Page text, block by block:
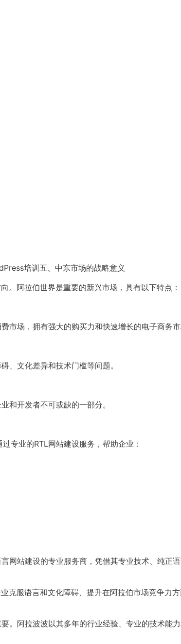
培训五、中东市场的战略意义
。阿拉伯世界是重要的新兴市场，具有以下特点：
市场，拥有强大的购买力和快速增长的电子商务市
、文化差异和技术门槛等问题。
和开发者不可或缺的一部分。
专业的RTL网站建设服务，帮助企业：
网站建设的专业服务商，凭借其专业技术、纯正
克服语言和文化障碍、提升在阿拉伯市场竞争力
。阿拉波波以其多年的行业经验、专业的技术能